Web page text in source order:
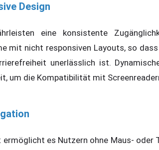
Design
eine konsistente
mit nicht responsiven Layouts, so
unerlässlich ist.
um die Kompatibilität mit
es Nutzern ohne Maus- oder